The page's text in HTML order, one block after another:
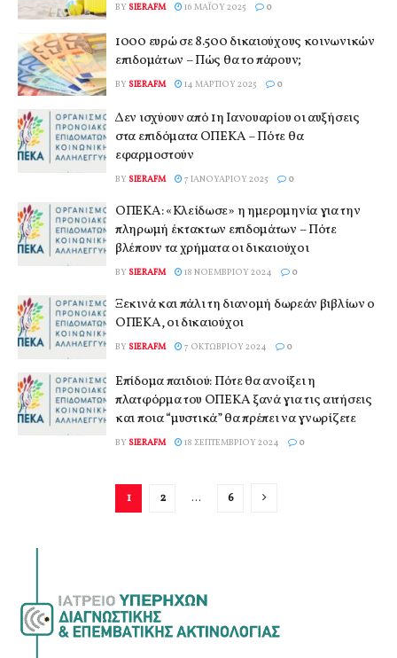
BY SIERAFM 16 ΜΑΪ́ΟΥ 2025 0
1000 ευρώ σε 8.500 δικαιούχους κοινωνικών
επιδομάτων – Πώς θα το πάρουν;
BY SIERAFM 14 ΜΑΡΤΊΟΥ 2025 0
Δεν ισχύουν από 1η Ιανουαρίου οι αυξήσεις
στα επιδόματα ΟΠΕΚΑ – Πότε θα
εφαρμοστούν
BY SIERAFM 7 ΙΑΝΟΥΑΡΊΟΥ 2025 0
ΟΠΕΚΑ: «Κλείδωσε» η ημερομηνία για την
πληρωμή έκτακτων επιδομάτων – Πότε
βλέπουν τα χρήματα οι δικαιούχοι
BY SIERAFM 18 ΝΟΕΜΒΡΊΟΥ 2024 0
Ξεκινά και πάλι τη διανομή δωρεάν βιβλίων ο
ΟΠΕΚΑ, οι δικαιούχοι
BY SIERAFM 7 ΟΚΤΩΒΡΊΟΥ 2024 0
Επίδομα παιδιού: Πότε θα ανοίξει η
πλατφόρμα του ΟΠΕΚΑ ξανά για τις αιτήσεις
και ποια “μυστικά” θα πρέπει να γνωρίζετε
BY SIERAFM 18 ΣΕΠΤΕΜΒΡΊΟΥ 2024 0
1 2 … 6